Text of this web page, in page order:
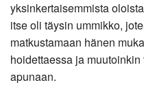
yksinkertaisemmista
itse oli täysin ummikko,
matkustamaan hänen
hoidettaessa ja
apunaan.